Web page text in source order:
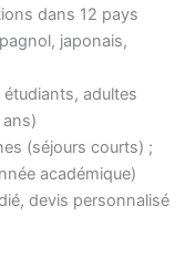
dans 12 pays
japonais,
adultes
(séjours courts) ;
académique)
devis personnalisé